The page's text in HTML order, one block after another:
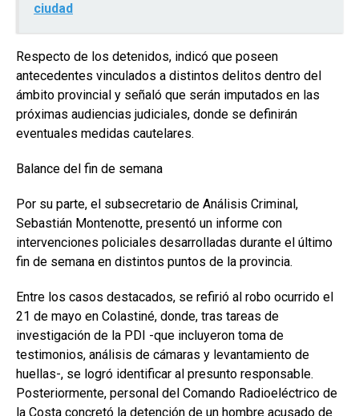
ciudad
Respecto de los detenidos, indicó que poseen
antecedentes vinculados a distintos delitos dentro del
ámbito provincial y señaló que serán imputados en las
próximas audiencias judiciales, donde se definirán
eventuales medidas cautelares.
Balance del fin de semana
Por su parte, el subsecretario de Análisis Criminal,
Sebastián Montenotte, presentó un informe con
intervenciones policiales desarrolladas durante el último
fin de semana en distintos puntos de la provincia.
Entre los casos destacados, se refirió al robo ocurrido el
21 de mayo en Colastiné, donde, tras tareas de
investigación de la PDI -que incluyeron toma de
testimonios, análisis de cámaras y levantamiento de
huellas-, se logró identificar al presunto responsable.
Posteriormente, personal del Comando Radioeléctrico de
la Costa concretó la detención de un hombre acusado de